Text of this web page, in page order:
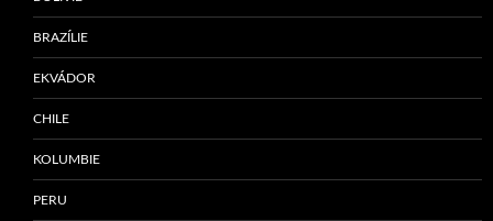
BRAZÍLIE
EKVÁDOR
CHILE
KOLUMBIE
PERU